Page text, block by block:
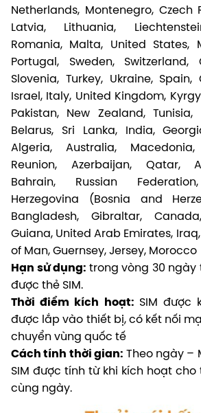
Netherlands, Montenegro, Czech
Latvia, Lithuania,
Romania, Malta, United States,
Portugal, Sweden, Switzerland,
Slovenia, Turkey, Ukraine, Spain,
Israel, Italy, United Kingdom,
Pakistan, New Zealand, Tunisia,
Belarus, Sri Lanka, India,
Algeria, Australia,
Reunion, Azerbaijan, Qatar,
Bahrain, Russian
Herzegovina (Bosnia and
Bangladesh, Gibraltar,
Guiana, United Arab Emirates,
of Man, Guernsey, Jersey, Morocco
Hạn sử dụng: trong vòng 30 ngày
được thẻ SIM.
Thời điểm kích hoạt: SIM được
được lắp vào thiết bị, có kết nối
chuyển vùng quốc tế
Cách tính thời gian: Theo ngày –
SIM được tính từ khi kích hoạt cho
cùng ngày.